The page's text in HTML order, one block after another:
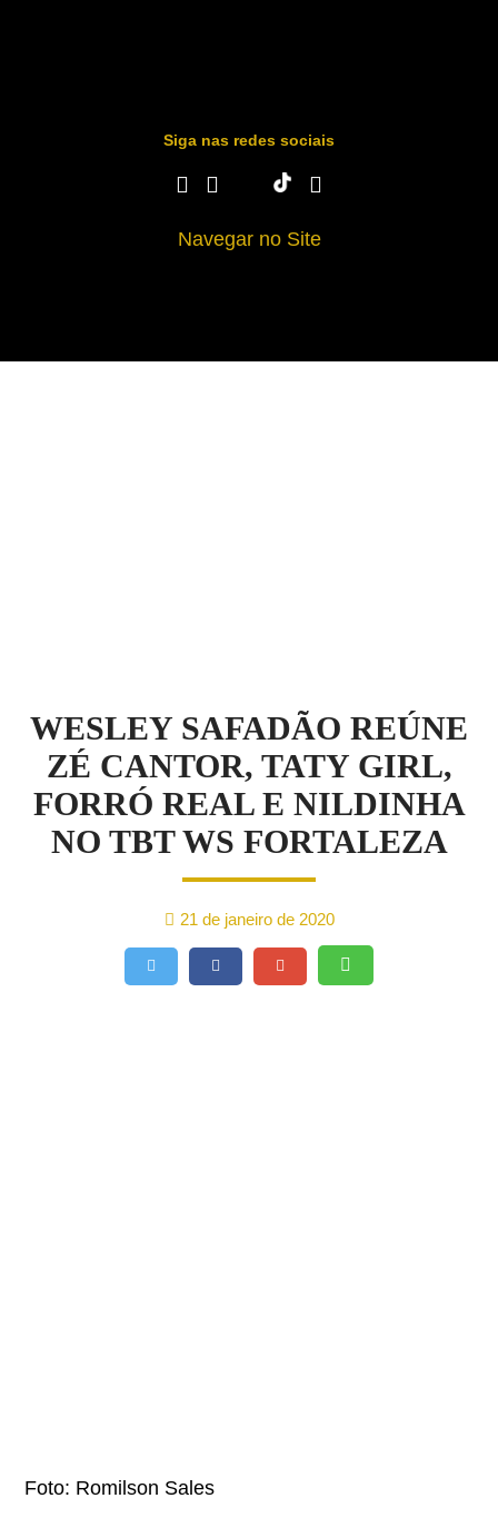
Siga nas redes sociais
Navegar no Site
WESLEY SAFADÃO REÚNE
ZÉ CANTOR, TATY GIRL,
FORRÓ REAL E NILDINHA
NO TBT WS FORTALEZA
21 de janeiro de 2020
Foto: Romilson Sales